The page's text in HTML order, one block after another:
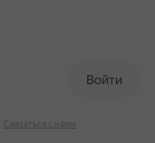
Войти
Связаться с нами